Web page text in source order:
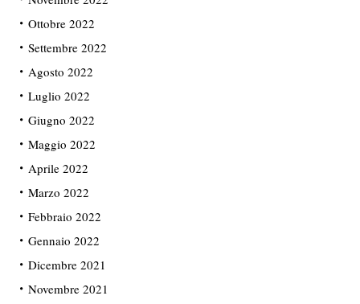
Ottobre 2022
Settembre 2022
Agosto 2022
Luglio 2022
Giugno 2022
Maggio 2022
Aprile 2022
Marzo 2022
Febbraio 2022
Gennaio 2022
Dicembre 2021
Novembre 2021